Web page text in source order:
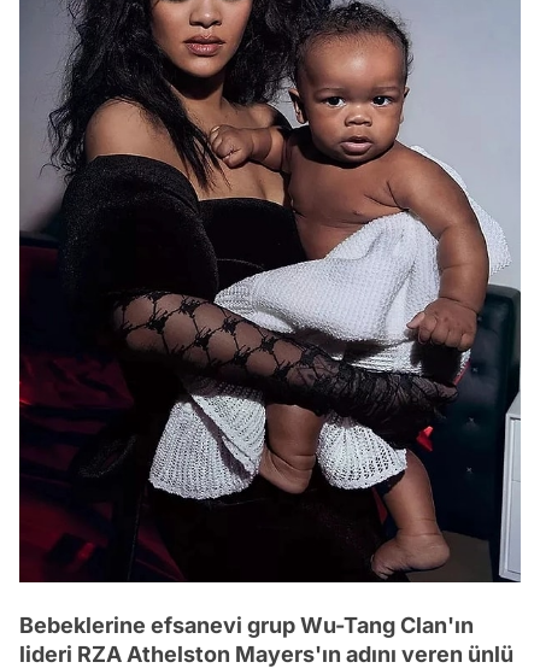
Bebeklerine efsanevi grup Wu-Tang Clan'ın
lideri RZA Athelston Mayers'ın adını veren ünlü